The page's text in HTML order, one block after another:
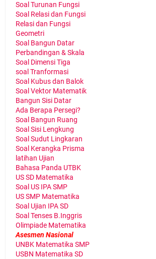
Soal Turunan Fungsi
Soal Relasi dan Fungsi
Relasi dan Fungsi
Geometri
Soal Bangun Datar
Perbandingan & Skala
Soal Dimensi Tiga
soal Tranformasi
Soal Kubus dan Balok
Soal Vektor Matematik
Bangun Sisi Datar
Ada Berapa Persegi?
Soal Bangun Ruang
Soal Sisi Lengkung
Soal Sudut Lingkaran
Soal Kerangka Prisma
latihan Ujian
Bahasa Panda UTBK
US SD Matematika
Soal US IPA SMP
US SMP Matematika
Soal Ujian IPA SD
Soal Tenses B.Inggris
Olimpiade Matematika
Asesmen Nasional
UNBK Matematika SMP
USBN Matematika SD